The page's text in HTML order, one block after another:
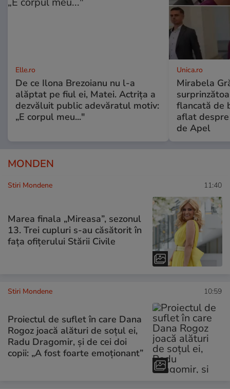
Elle.ro
De ce Ilona Brezoianu nu l-a
alăptat pe fiul ei, Matei. Actrița a
dezvăluit public adevăratul motiv:
„E corpul meu..."
Unica.ro
Mirabela
flancată de
aflat
de Apel
MONDEN
Stiri Mondene 11:40
Marea finala „Mireasa”, sezonul
13. Trei cupluri s-au căsătorit în
fața ofițerului Stării Civile
Stiri Mondene 10:59
Proiectul de suflet în care Dana
Rogoz joacă alături de soțul ei,
Radu Dragomir, și de cei doi
copii: „A fost foarte emoționant”